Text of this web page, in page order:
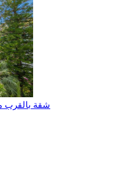
شقة بالقرب